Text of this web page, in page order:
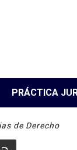
PRÁCTICA
de Derecho